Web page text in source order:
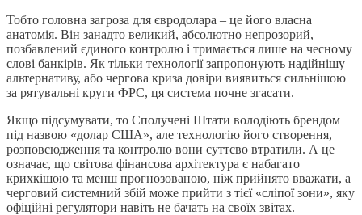
Тобто головна загроза для євродолара – це його власна
анатомія. Він занадто великий, абсолютно непрозорий,
позбавлений єдиного контролю і тримається лише на чесному
слові банкірів. Як тільки технології запропонують надійнішу
альтернативу, або чергова криза довіри виявиться сильнішою
за рятувальні круги ФРС, ця система почне згасати.
Якщо підсумувати, то Сполучені Штати володіють брендом
під назвою «долар США», але технологію його створення,
розповсюдження та контролю вони суттєво втратили. А це
означає, що світова фінансова архітектура є набагато
крихкішою та менш прогнозованою, ніж прийнято вважати, а
черговий системний збій може прийти з тієї «сліпої зони», яку
офіційні регулятори навіть не бачать на своїх звітах.